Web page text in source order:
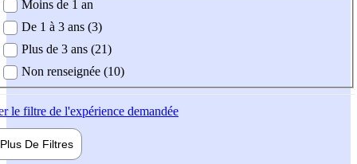
demandée
Moins de 1 an
De 1 à 3 ans (3)
Plus de 3 ans (21)
Non renseignée (10)
le filtre de l'expérience demandée
Plus De Filtres